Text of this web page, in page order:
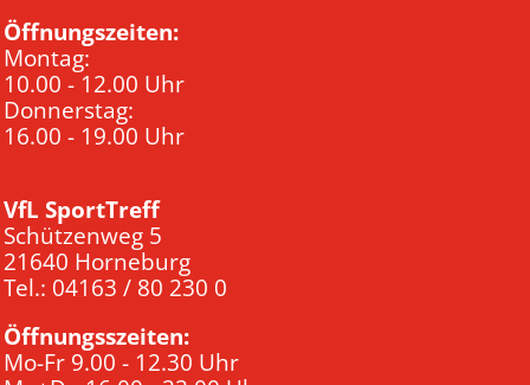
Öffnungszeiten:
Montag:
10.00 - 12.00 Uhr
Donnerstag:
16.00 - 19.00 Uhr
VfL SportTreff
Schützenweg 5
21640 Horneburg
Tel.: 04163 / 80 230 0
Öffnungsszeiten:
Mo-Fr 9.00 - 12.30 Uhr